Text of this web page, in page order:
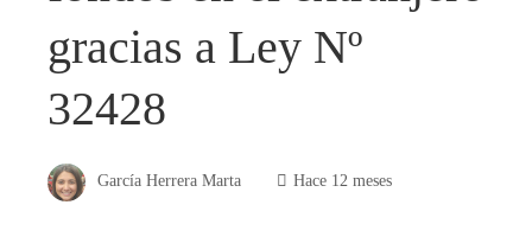
gracias a Ley Nº
32428
García Herrera Marta Hace 12 meses